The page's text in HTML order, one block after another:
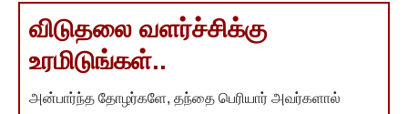
விடுதலை வளர்ச்சிக்கு
உரமிடுங்கள்..
அன்பார்ந்த தோழர்களே, தந்தை பெரியார் அவர்களால்